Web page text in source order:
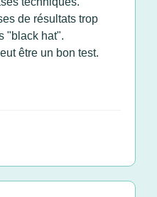
de résultats trop
"black hat".
être un bon test.